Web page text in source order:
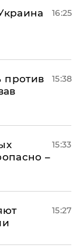
16:25
против
15:38
–
15:33
15:27